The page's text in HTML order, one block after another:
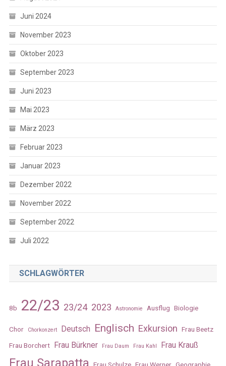
Juni 2024
November 2023
Oktober 2023
September 2023
Juni 2023
Mai 2023
März 2023
Februar 2023
Januar 2023
Dezember 2022
November 2022
September 2022
Juli 2022
SCHLAGWÖRTER
8b 22/23 23/24 2023 Astronomie Ausflug Biologie
Chor Chorkonzert Deutsch Englisch Exkursion Frau Beetz
Frau Borchert Frau Bürkner Frau Daum Frau Kahl Frau Krauß
Frau Sarapatta Frau Schulze Frau Werner Geographie